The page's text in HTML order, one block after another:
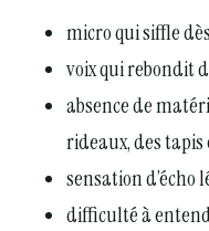
micro qui siffle
voix qui rebondit
absence de
rideaux, des
sensation d’écho
difficulté à